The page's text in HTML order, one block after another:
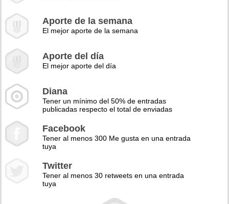
Aporte de la semana
El mejor aporte de la semana
Aporte del día
El mejor aporte del día
Diana
Tener un mínimo del 50% de entradas
publicadas respecto el total de enviadas
Facebook
Tener al menos 300 Me gusta en una entrada
tuya
Twitter
Tener al menos 30 retweets en una entrada
tuya